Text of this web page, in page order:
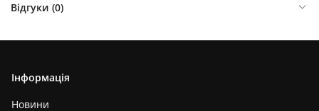
Відгуки (0)
Інформація
Новини